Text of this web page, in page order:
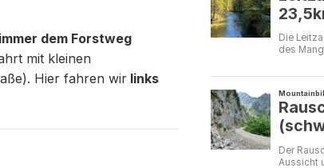
dem Forstweg
mit kleinen
Hier fahren wirlinks